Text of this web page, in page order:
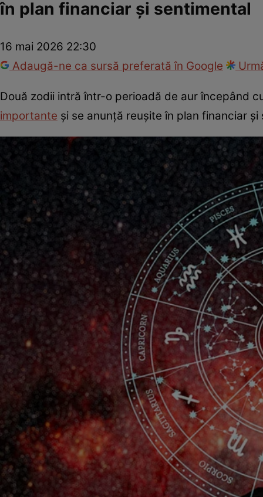
în plan financiar și sentimental
16 mai 2026 22:30
Adaugă-ne ca sursă preferată în Google
Două zodii intră într-o perioadă de aur începând
importante și se anunță reușite în plan financiar și